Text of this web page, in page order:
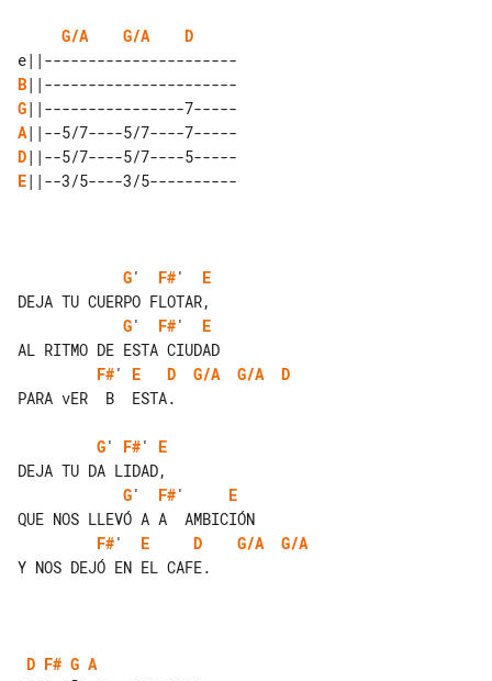
G/A G/A
D
B
G
A
D
E||--3/5----3/5----------
G' F#' E
G' F#' E
F#' E D G/A G/A
D
PARA vER  B  ESTA.
G' F#' E
G' F#' E
F#' E D G/A
G/A
Y NOS DEJÓ EN EL CAFE.
D F# G A